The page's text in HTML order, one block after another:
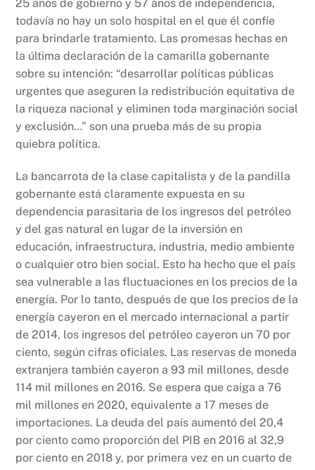
25 años de gobierno y 57 años de independencia,
todavía no hay un solo hospital en el que él confíe
para brindarle tratamiento. Las promesas hechas en
la última declaración de la camarilla gobernante
sobre su intención: “desarrollar políticas públicas
urgentes que aseguren la redistribución equitativa de
la riqueza nacional y eliminen toda marginación social
y exclusión…” son una prueba más de su propia
quiebra política.
La bancarrota de la clase capitalista y de la pandilla
gobernante está claramente expuesta en su
dependencia parasitaria de los ingresos del petróleo
y del gas natural en lugar de la inversión en
educación, infraestructura, industria, medio ambiente
o cualquier otro bien social. Esto ha hecho que el país
sea vulnerable a las fluctuaciones en los precios de la
energía. Por lo tanto, después de que los precios de la
energía cayeron en el mercado internacional a partir
de 2014, los ingresos del petróleo cayeron un 70 por
ciento, según cifras oficiales. Las reservas de moneda
extranjera también cayeron a 93 mil millones, desde
114 mil millones en 2016. Se espera que caiga a 76
mil millones en 2020, equivalente a 17 meses de
importaciones. La deuda del país aumentó del 20,4
por ciento como proporción del PIB en 2016 al 32,9
por ciento en 2018 y, por primera vez en un cuarto de